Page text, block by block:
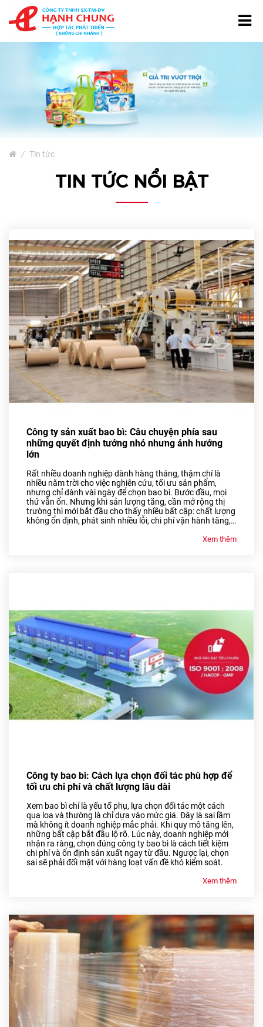
/ Tin tức
TIN TỨC NỔI BẬT
Công ty sản xuất bao bì: Câu chuyện phía sau
những quyết định tưởng nhỏ nhưng ảnh hưởng
lớn
Rất nhiều doanh nghiệp dành hàng tháng, thậm chí là
nhiều năm trời cho việc nghiên cứu, tối ưu sản phẩm,
nhưng chỉ dành vài ngày để chọn bao bì. Bước đầu, mọi
thứ vẫn ổn. Nhưng khi sản lượng tăng, cần mở rộng thị
trường thì mới bắt đầu cho thấy nhiều bất cập: chất lượng
không ổn định, phát sinh nhiều lỗi, chi phí vận hành tăng,…
Xem thêm
Công ty bao bì: Cách lựa chọn đối tác phù hợp để
tối ưu chi phí và chất lượng lâu dài
Xem bao bì chỉ là yếu tố phụ, lựa chọn đối tác một cách
qua loa và thường là chỉ dựa vào mức giá. Đây là sai lầm
mà không ít doanh nghiệp mắc phải. Khi quy mô tăng lên,
những bất cập bắt đầu lộ rõ. Lúc này, doanh nghiệp mới
nhận ra ràng, chọn đúng công ty bao bì là cách tiết kiệm
chi phí và ổn định sản xuất ngay từ đầu. Ngược lại, chọn
sai sẽ phải đối mặt với hàng loạt vấn đề khó kiểm soát.
Xem thêm
TRANG CHỦ
GIỚI THIỆU
TÚI NƯỚC GIẶT
SẢN PHẨM
Túi Màng Đơn PE, HD, PP
Bao Bì Bánh, Kẹo Các Loại
Túi PA, Túi Zipper, Túi
Nhôm
MÀNG BỌC THỰC PHẨM
PVC
MÀNG CO-EX NYLON PE
FILM
TUYỂN DỤNG
ĐỐI TÁC